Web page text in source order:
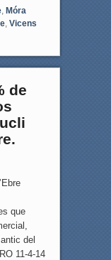
, Móra
, Vicens
de
que
del
11-4-14